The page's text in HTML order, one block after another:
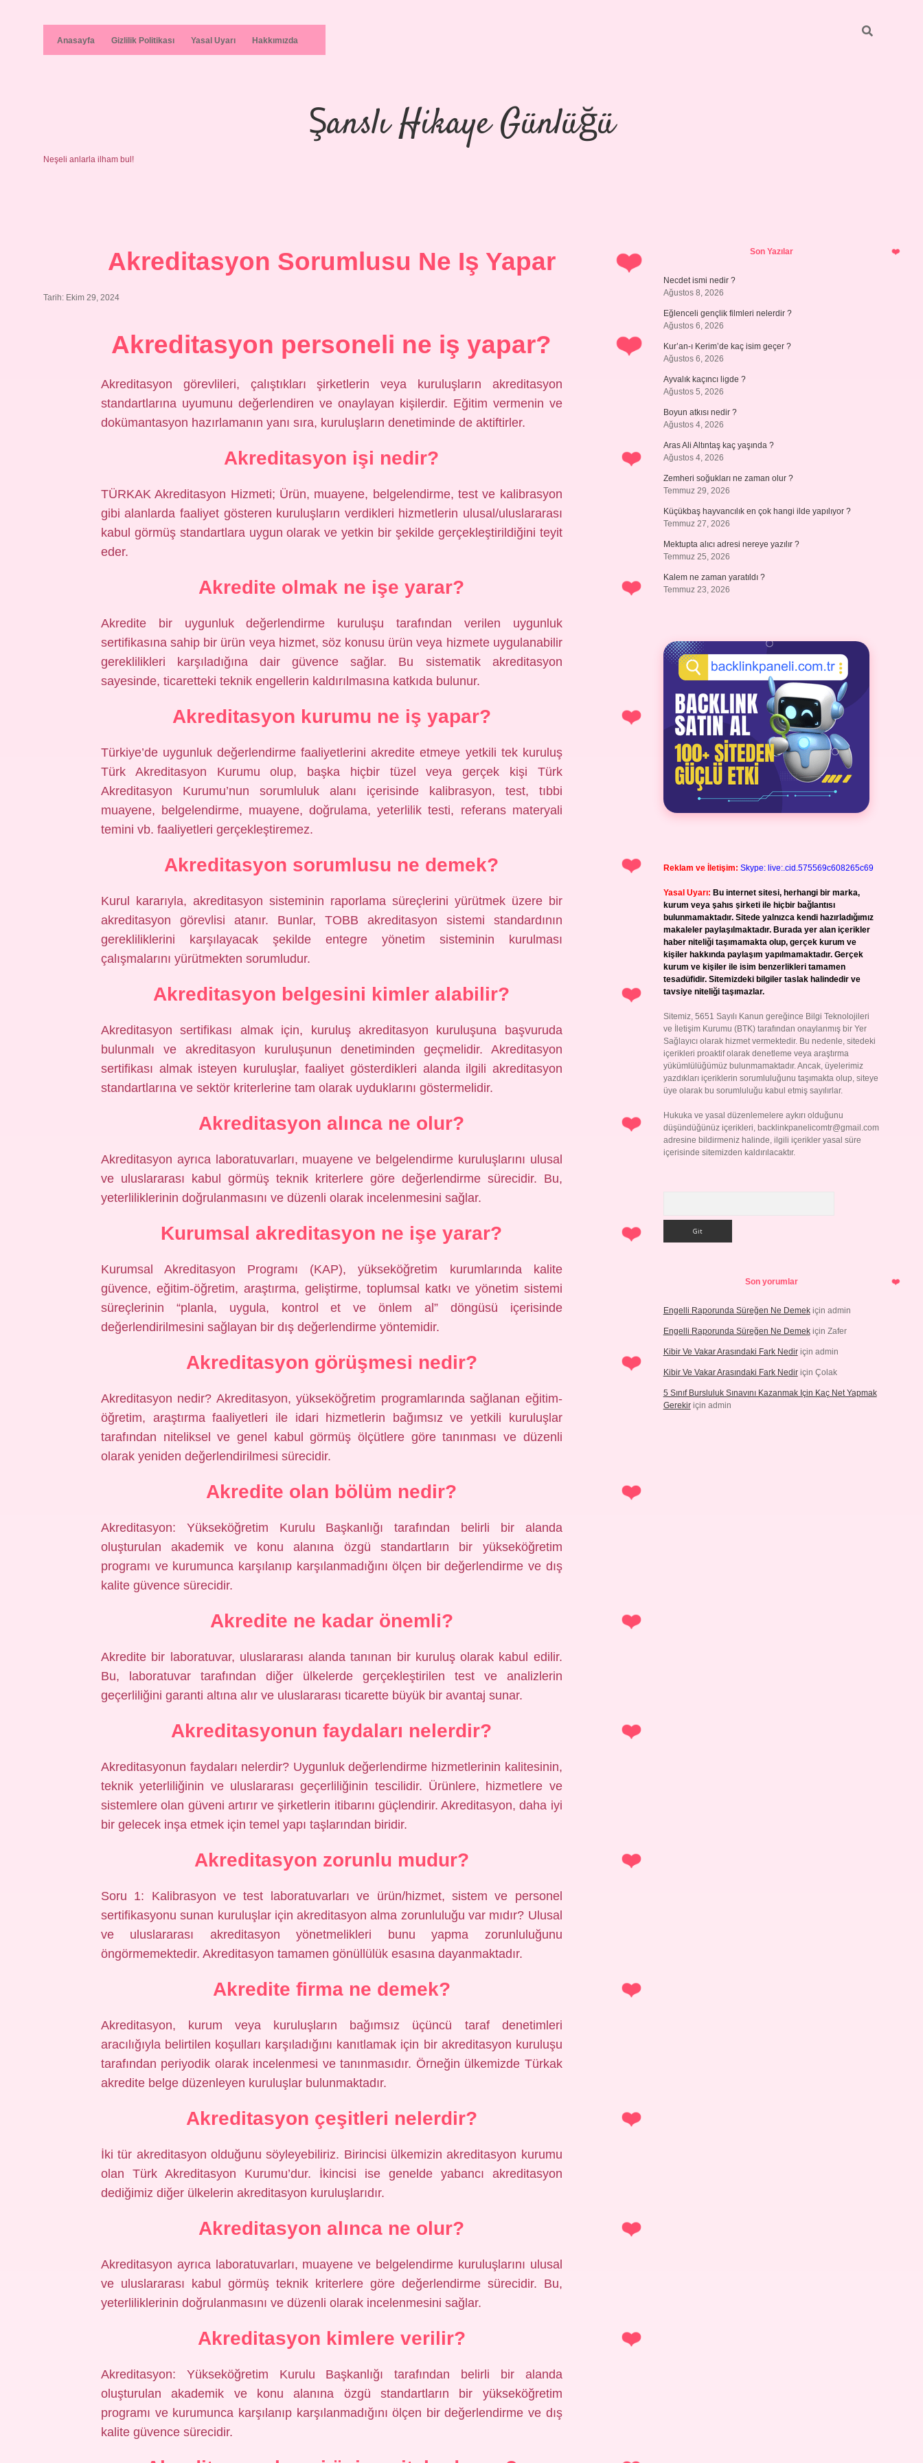
Anasayfa Gizlilik Politikası Yasal Uyarı Hakkımızda
Şanslı Hikaye Günlüğü
Neşeli anlarla ilham bul!
Akreditasyon Sorumlusu Ne Iş Yapar
Tarih: Ekim 29, 2024
Akreditasyon personeli ne iş yapar?
Akreditasyon görevlileri, çalıştıkları şirketlerin veya kuruluşların akreditasyon
standartlarına uyumunu değerlendiren ve onaylayan kişilerdir. Eğitim vermenin ve
dokümantasyon hazırlamanın yanı sıra, kuruluşların denetiminde de aktiftirler.
Akreditasyon işi nedir?
TÜRKAK Akreditasyon Hizmeti; Ürün, muayene, belgelendirme, test ve kalibrasyon
gibi alanlarda faaliyet gösteren kuruluşların verdikleri hizmetlerin ulusal/uluslararası
kabul görmüş standartlara uygun olarak ve yetkin bir şekilde gerçekleştirildiğini teyit
eder.
Akredite olmak ne işe yarar?
Akredite bir uygunluk değerlendirme kuruluşu tarafından verilen uygunluk
sertifikasına sahip bir ürün veya hizmet, söz konusu ürün veya hizmete uygulanabilir
gereklilikleri karşıladığına dair güvence sağlar. Bu sistematik akreditasyon
sayesinde, ticaretteki teknik engellerin kaldırılmasına katkıda bulunur.
Akreditasyon kurumu ne iş yapar?
Türkiye’de uygunluk değerlendirme faaliyetlerini akredite etmeye yetkili tek kuruluş
Türk Akreditasyon Kurumu olup, başka hiçbir tüzel veya gerçek kişi Türk
Akreditasyon Kurumu’nun sorumluluk alanı içerisinde kalibrasyon, test, tıbbi
muayene, belgelendirme, muayene, doğrulama, yeterlilik testi, referans materyali
temini vb. faaliyetleri gerçekleştiremez.
Akreditasyon sorumlusu ne demek?
Kurul kararıyla, akreditasyon sisteminin raporlama süreçlerini yürütmek üzere bir
akreditasyon görevlisi atanır. Bunlar, TOBB akreditasyon sistemi standardının
gerekliliklerini karşılayacak şekilde entegre yönetim sisteminin kurulması
çalışmalarını yürütmekten sorumludur.
Akreditasyon belgesini kimler alabilir?
Akreditasyon sertifikası almak için, kuruluş akreditasyon kuruluşuna başvuruda
bulunmalı ve akreditasyon kuruluşunun denetiminden geçmelidir. Akreditasyon
sertifikası almak isteyen kuruluşlar, faaliyet gösterdikleri alanda ilgili akreditasyon
standartlarına ve sektör kriterlerine tam olarak uyduklarını göstermelidir.
Akreditasyon alınca ne olur?
Akreditasyon ayrıca laboratuvarları, muayene ve belgelendirme kuruluşlarını ulusal
ve uluslararası kabul görmüş teknik kriterlere göre değerlendirme sürecidir. Bu,
yeterliliklerinin doğrulanmasını ve düzenli olarak incelenmesini sağlar.
Kurumsal akreditasyon ne işe yarar?
Kurumsal Akreditasyon Programı (KAP), yükseköğretim kurumlarında kalite
güvence, eğitim-öğretim, araştırma, geliştirme, toplumsal katkı ve yönetim sistemi
süreçlerinin “planla, uygula, kontrol et ve önlem al” döngüsü içerisinde
değerlendirilmesini sağlayan bir dış değerlendirme yöntemidir.
Akreditasyon görüşmesi nedir?
Akreditasyon nedir? Akreditasyon, yükseköğretim programlarında sağlanan eğitim-
öğretim, araştırma faaliyetleri ile idari hizmetlerin bağımsız ve yetkili kuruluşlar
tarafından niteliksel ve genel kabul görmüş ölçütlere göre tanınması ve düzenli
olarak yeniden değerlendirilmesi sürecidir.
Akredite olan bölüm nedir?
Akreditasyon: Yükseköğretim Kurulu Başkanlığı tarafından belirli bir alanda
oluşturulan akademik ve konu alanına özgü standartların bir yükseköğretim
programı ve kurumunca karşılanıp karşılanmadığını ölçen bir değerlendirme ve dış
kalite güvence sürecidir.
Akredite ne kadar önemli?
Akredite bir laboratuvar, uluslararası alanda tanınan bir kuruluş olarak kabul edilir.
Bu, laboratuvar tarafından diğer ülkelerde gerçekleştirilen test ve analizlerin
geçerliliğini garanti altına alır ve uluslararası ticarette büyük bir avantaj sunar.
Akreditasyonun faydaları nelerdir?
Akreditasyonun faydaları nelerdir? Uygunluk değerlendirme hizmetlerinin kalitesinin,
teknik yeterliliğinin ve uluslararası geçerliliğinin tescilidir. Ürünlere, hizmetlere ve
sistemlere olan güveni artırır ve şirketlerin itibarını güçlendirir. Akreditasyon, daha iyi
bir gelecek inşa etmek için temel yapı taşlarından biridir.
Akreditasyon zorunlu mudur?
Soru 1: Kalibrasyon ve test laboratuvarları ve ürün/hizmet, sistem ve personel
sertifikasyonu sunan kuruluşlar için akreditasyon alma zorunluluğu var mıdır? Ulusal
ve uluslararası akreditasyon yönetmelikleri bunu yapma zorunluluğunu
öngörmemektedir. Akreditasyon tamamen gönüllülük esasına dayanmaktadır.
Akredite firma ne demek?
Akreditasyon, kurum veya kuruluşların bağımsız üçüncü taraf denetimleri
aracılığıyla belirtilen koşulları karşıladığını kanıtlamak için bir akreditasyon kuruluşu
tarafından periyodik olarak incelenmesi ve tanınmasıdır. Örneğin ülkemizde Türkak
akredite belge düzenleyen kuruluşlar bulunmaktadır.
Akreditasyon çeşitleri nelerdir?
İki tür akreditasyon olduğunu söyleyebiliriz. Birincisi ülkemizin akreditasyon kurumu
olan Türk Akreditasyon Kurumu’dur. İkincisi ise genelde yabancı akreditasyon
dediğimiz diğer ülkelerin akreditasyon kuruluşlarıdır.
Akreditasyon alınca ne olur?
Akreditasyon ayrıca laboratuvarları, muayene ve belgelendirme kuruluşlarını ulusal
ve uluslararası kabul görmüş teknik kriterlere göre değerlendirme sürecidir. Bu,
yeterliliklerinin doğrulanmasını ve düzenli olarak incelenmesini sağlar.
Akreditasyon kimlere verilir?
Akreditasyon: Yükseköğretim Kurulu Başkanlığı tarafından belirli bir alanda
oluşturulan akademik ve konu alanına özgü standartların bir yükseköğretim
programı ve kurumunca karşılanıp karşılanmadığını ölçen bir değerlendirme ve dış
kalite güvence sürecidir.
SidebarSon Yazılar
Necdet ismi nedir ?
Ağustos 8, 2026
Eğlenceli gençlik filmleri nelerdir ?
Ağustos 6, 2026
Kur’an-ı Kerim’de kaç isim geçer ?
Ağustos 6, 2026
Ayvalık kaçıncı ligde ?
Ağustos 5, 2026
Boyun atkısı nedir ?
Ağustos 4, 2026
Aras Ali Altıntaş kaç yaşında ?
Ağustos 4, 2026
Zemheri soğukları ne zaman olur ?
Temmuz 29, 2026
Küçükbaş hayvancılık en çok hangi ilde yapılıyor ?
Temmuz 27, 2026
Mektupta alıcı adresi nereye yazılır ?
Temmuz 25, 2026
Kalem ne zaman yaratıldı ?
Temmuz 23, 2026
Reklam ve İletişim: Skype: live:.cid.575569c608265c69
Yasal Uyarı: Bu internet sitesi, herhangi bir marka,
kurum veya şahıs şirketi ile hiçbir bağlantısı
bulunmamaktadır. Sitede yalnızca kendi hazırladığımız
makaleler paylaşılmaktadır. Burada yer alan içerikler
haber niteliği taşımamakta olup, gerçek kurum ve
kişiler hakkında paylaşım yapılmamaktadır. Gerçek
kurum ve kişiler ile isim benzerlikleri tamamen
tesadüfidir. Sitemizdeki bilgiler taslak halindedir ve
tavsiye niteliği taşımazlar.
Sitemiz, 5651 Sayılı Kanun gereğince Bilgi Teknolojileri
ve İletişim Kurumu (BTK) tarafından onaylanmış bir Yer
Sağlayıcı olarak hizmet vermektedir. Bu nedenle, sitedeki
içerikleri proaktif olarak denetleme veya araştırma
yükümlülüğümüz bulunmamaktadır. Ancak, üyelerimiz
yazdıkları içeriklerin sorumluluğunu taşımakta olup, siteye
üye olarak bu sorumluluğu kabul etmiş sayılırlar.
Hukuka ve yasal düzenlemelere aykırı olduğunu
düşündüğünüz içerikleri, backlinkpanelicomtr@gmail.com
adresine bildirmeniz halinde, ilgili içerikler yasal süre
içerisinde sitemizden kaldırılacaktır.
Son yorumlar
Engelli Raporunda Süreğen Ne Demekiçin admin
Engelli Raporunda Süreğen Ne Demekiçin Zafer
Kibir Ve Vakar Arasındaki Fark Nediriçin admin
Kibir Ve Vakar Arasındaki Fark Nediriçin Çolak
5 Sınıf Bursluluk Sınavını Kazanmak Için Kaç Net Yapmak
Gerekiriçin admin